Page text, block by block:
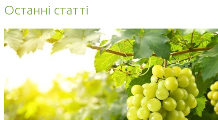
Останні статті